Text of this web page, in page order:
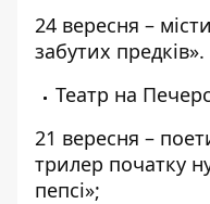
24 вересня –
забутих предків».
Театр на
21 вересня –
трилер початку
пепсі»;